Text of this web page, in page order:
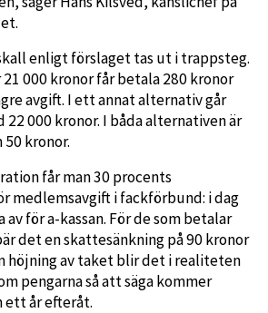
enligt förslaget tas ut i trappsteg.
21 000 kronor får betala 280 kronor
avgift. I ett annat alternativ går
22 000 kronor. I båda alternativen är
kronor.
får man 30 procents
medlemsavgift i fackförbund: i dag
för a-kassan. För de som betalar
det en skattesänkning på 90 kronor
höjning av taket blir det i realiteten
pengarna så att säga kommer
ett år efteråt.